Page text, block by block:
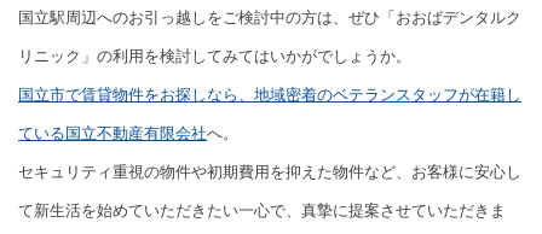
国立駅周辺へのお引っ越しをご検討中の方は、ぜひ「おおばデンタルク
リニック」の利用を検討してみてはいかがでしょうか。
国立市で賃貸物件をお探しなら、地域密着のベテランスタッフが在籍し
ている国立不動産有限会社へ。
セキュリティ重視の物件や初期費用を抑えた物件など、お客様に安心し
て新生活を始めていただきたい一心で、真摯に提案させていただきま